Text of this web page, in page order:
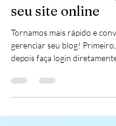
Gerencie seu
seu site online
Tornamos mais rápido e
depois faça login diretamente